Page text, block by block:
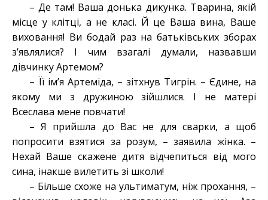
– Де там! Ваша донька дикунка. Тварина, якій
місце у клітці, а не класі. Й це Ваша вина, Ваше
виховання! Ви бодай раз на батьківських зборах
з’являлися? І чим взагалі думали, назвавши
дівчинку Артемом?
– Її ім’я Артеміда, – зітхнув Тигрін. – Єдине, на
якому ми з дружиною зійшлися. І не матері
Всеслава мене повчати!
– Я прийшла до Вас не для сварки, а щоб
попросити взятися за розум, – заявила жінка. –
Нехай Ваше скажене дитя відчепиться від мого
сина, інакше вилетить зі школи!
– Більше схоже на ультиматум, ніж прохання, –